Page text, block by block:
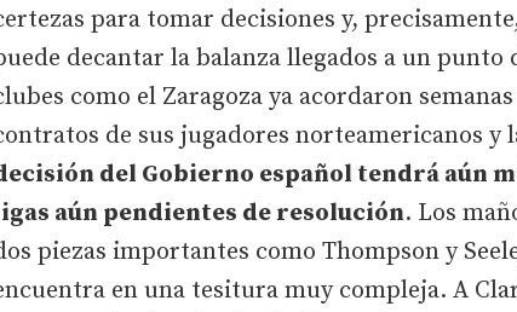
para tomar decisiones y,
decantar la balanza llegados a un
como el Zaragoza ya acordaron
de sus jugadores norteamericanos y
del Gobierno español tendrá aún
aún pendientes de resolución. Los
piezas importantes como Thompson y
en una tesitura muy compleja. A